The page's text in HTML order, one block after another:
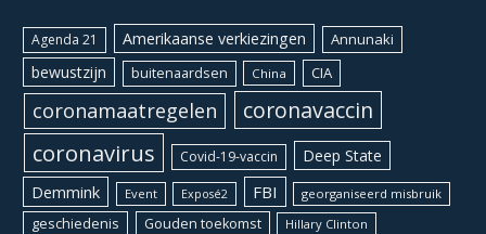
Agenda 21 Amerikaanse verkiezingen Annunaki
bewustzijn buitenaardsen China CIA
coronamaatregelen coronavaccin
coronavirus Covid-19-vaccin Deep State
Demmink Event Exposé2 FBI georganiseerd misbruik
geschiedenis Gouden toekomst Hillary Clinton